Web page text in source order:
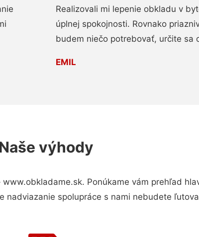
Realizovali mi lepenie obkladu v
úplnej spokojnosti. Rovnako
budem niečo potrebovať, určite sa
EMIL
Naše výhody
Ponúkame vám prehľad
nadviazanie spolupráce s nami nebudete